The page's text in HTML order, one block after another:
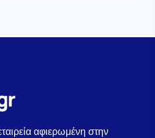
αφιερωμένη στην